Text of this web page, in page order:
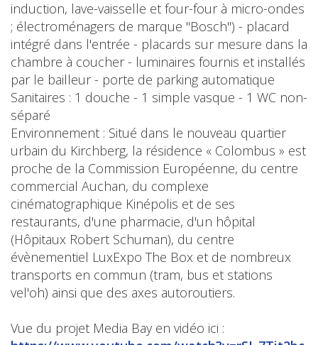
induction, lave-vaisselle et four-four à micro-ondes
; électroménagers de marque "Bosch") - placard
intégré dans l'entrée - placards sur mesure dans la
chambre à coucher - luminaires fournis et installés
par le bailleur - porte de parking automatique
Sanitaires : 1 douche - 1 simple vasque - 1 WC non-
séparé
Environnement : Situé dans le nouveau quartier
urbain du Kirchberg, la résidence « Colombus » est
proche de la Commission Européenne, du centre
commercial Auchan, du complexe
cinématographique Kinépolis et de ses
restaurants, d'une pharmacie, d'un hôpital
(Hôpitaux Robert Schuman), du centre
évènementiel LuxExpo The Box et de nombreux
transports en commun (tram, bus et stations
vel'oh) ainsi que des axes autoroutiers.
Vue du projet Media Bay en vidéo ici :